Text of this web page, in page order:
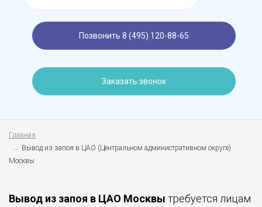
Позвонить 8 (495) 120-88-65
Заказать звонок
Главная
Вывод из запоя в ЦАО (Центральном административном округе)
Москвы
Вывод из запоя в ЦАО Москвы требуется лицам